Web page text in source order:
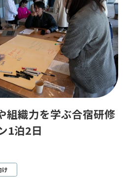
組織力を学ぶ合宿研修
1泊2日
け